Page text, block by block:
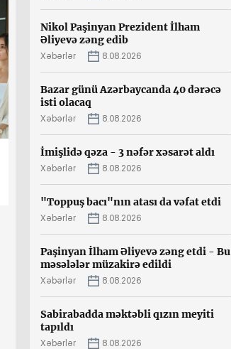
Nikol Paşinyan Prezident İlham
Əliyevə zəng edib
Xəbərlər 8.08.2026
Bazar günü Azərbaycanda 40 dərəcə
isti olacaq
Xəbərlər 8.08.2026
İmişlidə qəza - 3 nəfər xəsarət aldı
Xəbərlər 8.08.2026
"Toppuş bacı"nın atası da vəfat etdi
Xəbərlər 8.08.2026
Paşinyan İlham Əliyevə zəng etdi - Bu
məsələlər müzakirə edildi
Xəbərlər 8.08.2026
Sabirabadda məktəbli qızın meyiti
tapıldı
Xəbərlər 8.08.2026